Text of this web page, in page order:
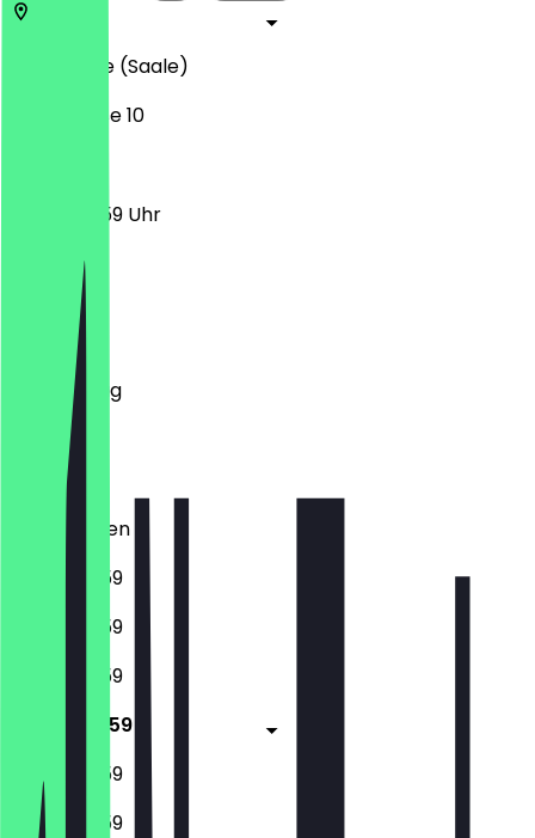
Halle (Saale)
Geiststraße 10
17:00 - 23:59 Uhr
Montag
Dienstag
Mittwoch
Donnerstag
Freitag
Samstag
Sonntag
Geschlossen
17:00 - 23:59
17:00 - 23:59
17:00 - 23:59
17:00 - 23:59
17:00 - 23:59
17:00 - 23:59